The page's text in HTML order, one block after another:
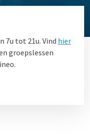
7u tot 21u. Vind hier
groepslessen